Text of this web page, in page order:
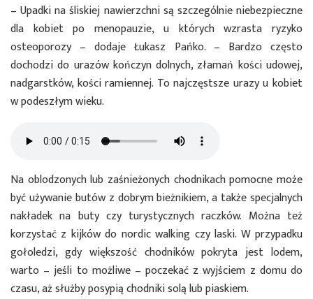
– Upadki na śliskiej nawierzchni są szczególnie niebezpieczne
dla kobiet po menopauzie, u których wzrasta ryzyko
osteoporozy – dodaje Łukasz Pańko. – Bardzo często
dochodzi do urazów kończyn dolnych, złamań kości udowej,
nadgarstków, kości ramiennej. To najczęstsze urazy u kobiet
w podeszłym wieku.
Na oblodzonych lub zaśnieżonych chodnikach pomocne może
być używanie butów z dobrym bieżnikiem, a także specjalnych
nakładek na buty czy turystycznych raczków. Można też
korzystać z kijków do nordic walking czy laski. W przypadku
gołoledzi, gdy większość chodników pokryta jest lodem,
warto – jeśli to możliwe – poczekać z wyjściem z domu do
czasu, aż służby posypią chodniki solą lub piaskiem.